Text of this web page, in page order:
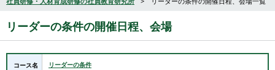
リーダーの条件の開催日程、会場
コース名 リーダーの条件